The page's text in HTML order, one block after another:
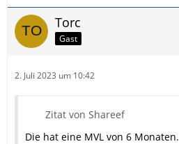
Torc
Gast
2. Juli 2023 um 10:42
Zitat von Shareef
Die hat eine MVL von 6 Monaten.